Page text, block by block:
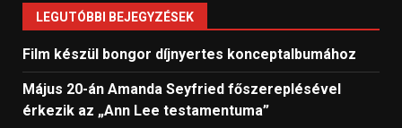
LEGUTÓBBI BEJEGYZÉSEK
Film készül bongor díjnyertes konceptalbumához
Május 20-án Amanda Seyfried főszereplésével
érkezik az „Ann Lee testamentuma”